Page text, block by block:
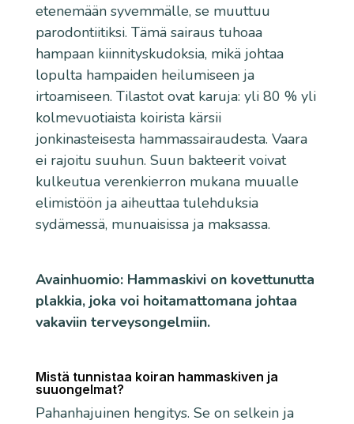
etenemään syvemmälle, se muuttuu
parodontiitiksi. Tämä sairaus tuhoaa
hampaan kiinnityskudoksia, mikä johtaa
lopulta hampaiden heilumiseen ja
irtoamiseen. Tilastot ovat karuja: yli 80 % yli
kolmevuotiaista koirista kärsii
jonkinasteisesta hammassairaudesta. Vaara
ei rajoitu suuhun. Suun bakteerit voivat
kulkeutua verenkierron mukana muualle
elimistöön ja aiheuttaa tulehduksia
sydämessä, munuaisissa ja maksassa.
Avainhuomio: Hammaskivi on kovettunutta
plakkia, joka voi hoitamattomana johtaa
vakaviin terveysongelmiin.
Mistä tunnistaa koiran hammaskiven ja
suuongelmat?
Pahanhajuinen hengitys. Se on selkein ja